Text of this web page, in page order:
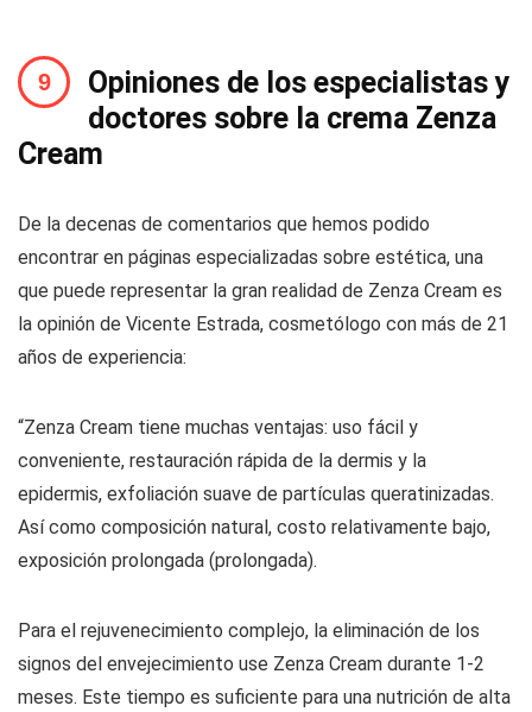
Opiniones de los especialistas y
doctores sobre la crema Zenza
Cream
De la decenas de comentarios que hemos podido
encontrar en páginas especializadas sobre estética, una
que puede representar la gran realidad de Zenza Cream es
la opinión de Vicente Estrada, cosmetólogo con más de 21
años de experiencia:
“Zenza Cream tiene muchas ventajas: uso fácil y
conveniente, restauración rápida de la dermis y la
epidermis, exfoliación suave de partículas queratinizadas.
Así como composición natural, costo relativamente bajo,
exposición prolongada (prolongada).
Para el rejuvenecimiento complejo, la eliminación de los
signos del envejecimiento use Zenza Cream durante 1-2
meses. Este tiempo es suficiente para una nutrición de alta